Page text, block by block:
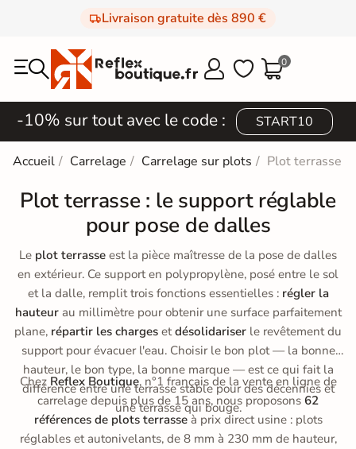
Livraison gratuite dès 890 €
  0
-10% sur tout avec le code : START10
Accueil Carrelage Carrelage sur plots Plot terrasse
Plot terrasse : le support réglable
pour pose de dalles
Le plot terrasse est la pièce maîtresse de la pose de dalles
en extérieur. Ce support en polypropylène, posé entre le sol
et la dalle, remplit trois fonctions essentielles : régler la
hauteurau millimètre pour obtenir une surface parfaitement
plane, répartir les charges etdésolidariser le revêtement du
support pour évacuer l'eau. Choisir le bon plot — la bonne
hauteur, le bon type, la bonne marque — est ce qui fait la
différence entre une terrasse stable pour des décennies et
une terrasse qui bouge.
Chez Reflex Boutique, n°1 français de la vente en ligne de
carrelage depuis plus de 15 ans, nous proposons 62
références de plots terrasseà prix direct usine : plots
réglables et autonivelants, de 8 mm à 230 mm de hauteur,